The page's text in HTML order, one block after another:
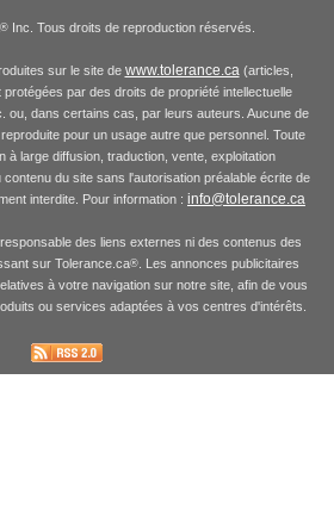
®Inc. Tous droits de reproduction réservés.
sur le site de www.tolerance.ca (articles,
par des droits de propriété intellectuelle
ou, dans certains cas, par leurs auteurs. Aucune de
pour un usage autre que personnel. Toute
à large diffusion, traduction, vente, exploitation
du site sans l'autorisation préalable écrite de
interdite. Pour information : info@tolerance.ca
des liens externes ni des contenus des
sur Tolerance.ca®. Les annonces publicitaires
à votre navigation sur notre site, afin de vous
ou services adaptées à vos centres d'intérêts.